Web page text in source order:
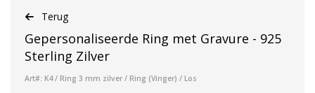
Terug
Gepersonaliseerde Ring met Gravure - 925
Sterling Zilver
Art#: K4 / Ring 3 mm zilver / Ring (Vinger) / Los